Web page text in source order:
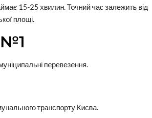
15-25 хвилин. Точний час залежить від
площі.
№1
перевезення.
транспорту Києва.